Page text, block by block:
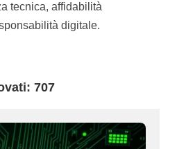
tecnica, affidabilità
digitale.
707